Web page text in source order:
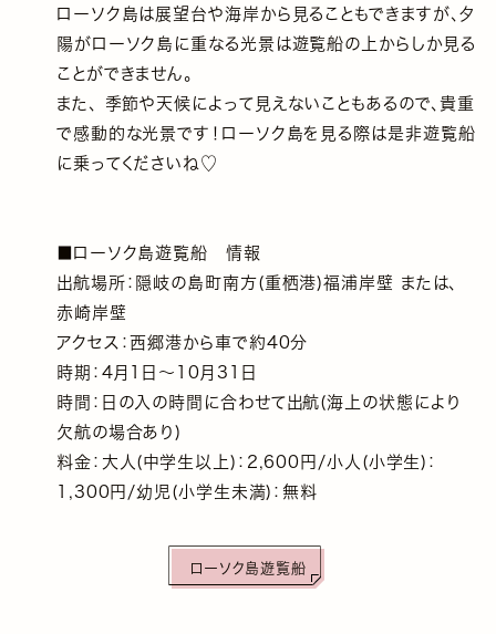
ローソク島は展望台や海岸から見ることもできますが、夕
陽がローソク島に重なる光景は遊覧船の上からしか見る
ことができません。
また、 季節や天候によって見えないこともあるので、貴重
で感動的な光景です！ローソク島を見る際は是非遊覧船
に乗ってくださいね♡
■ローソク島遊覧船 情報
出航場所：隠岐の島町南方(重栖港)福浦岸壁 または、
赤崎岸壁
アクセス：西郷港から車で約40分
時期：4月1日～10月31日
時間：日の入の時間に合わせて出航(海上の状態により
欠航の場合あり)
料金：大人(中学生以上)：2,600円/小人(小学生)：
1,300円/幼児(小学生未満)：無料
ローソク島遊覧船